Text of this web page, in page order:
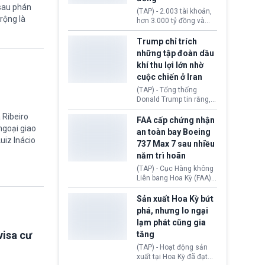
phán
là
giao
Inácio
cư
khiến công dân Trung
Quốc đối mặt lệnh cấm
xuất cảnh kéo dài tới 3
năm. Trong khi đó, người
nước ngoài sử dụng giấy
tờ giả có nguy cơ bị từ
chối nhập cảnh hoặc
cấm vào Trung Quốc tới
5 năm.
(TAP) - 2.003 tài khoản,
hơn 3.000 tỷ đồng và
một đường dây đánh
bạc xuyên quốc gia vận
hành 24/24 giờ vừa bị
Công an TP. Hải Phòng
(Việt Nam) bóc gỡ.
Trump chỉ trích
những tập đoàn dầu
khí thu lợi lớn nhờ
cuộc chiến ở Iran
(TAP) - Tổng thống
Donald Trump tin rằng, 2
tập đoàn dầu khí
ExxonMobil và Chevron
đã thu về lợi nhuận quá
lớn nhờ giá dầu tăng
mạnh suốt thời gian Hoa
Kỳ xảy ra xung đột ở
Iran. Trên cơ sở đó, lãnh
đạo Nhà Trắng kêu gọi
các doanh nghiệp cần
giảm giá bán cho người
tiêu dùng.
FAA cấp chứng nhận
an toàn bay Boeing
737 Max 7 sau nhiều
năm trì hoãn
(TAP) - Cục Hàng không
Liên bang Hoa Kỳ (FAA)
vừa chính thức cấp
chứng nhận an toàn bay
cho Boeing 737 Max 7,
mẫu máy bay nhỏ nhất
trong dòng 737 Max
thuộc Boeing
Commercial Airplanes
(Boeing). Động thái này
chính thức khép lại gần
Sản xuất Hoa Kỳ bứt
phá, nhưng lo ngại
lạm phát cũng gia
tăng
(TAP) - Hoạt động sản
xuất tại Hoa Kỳ đã đạt